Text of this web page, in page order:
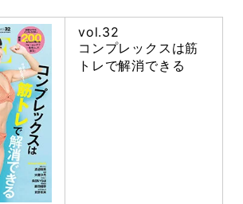
vol.32
コンプレックスは筋
トレで解消できる